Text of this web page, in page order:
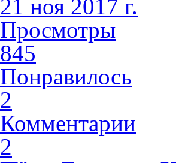
21 ноя 2017 г.
Просмотры
845
Понравилось
2
Комментарии
2